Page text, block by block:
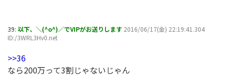
39: 以下、＼(^o^)／でVIPがお送りします 2016/06/17(金) 22:19:41.304
ID:/3WRL3Hv0.net
>>36
なら200万って3割じゃないじゃん